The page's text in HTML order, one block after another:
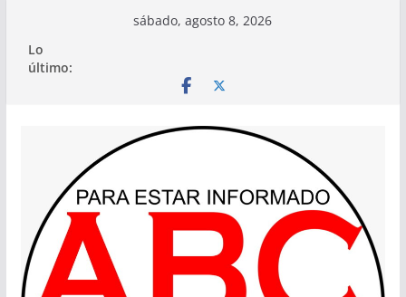
contenido
sábado, agosto 8, 2026
Lo
último: